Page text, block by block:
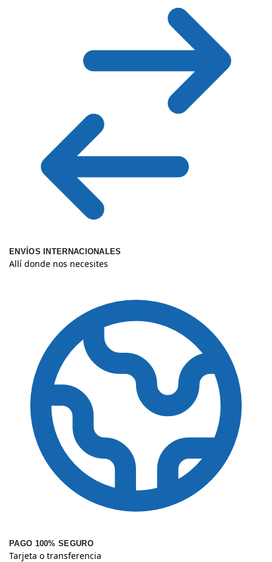
ENVÍOS INTERNACIONALES
Allí donde nos necesites
PAGO 100% SEGURO
Tarjeta o transferencia